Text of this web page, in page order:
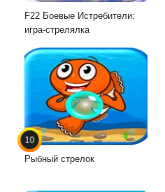
F22 Боевые Истребители:
игра-стрелялка
10
Рыбный стрелок